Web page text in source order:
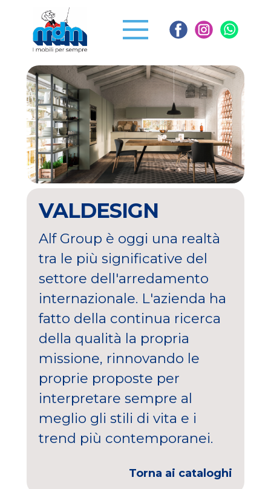
VALDESIGN
Alf Group è oggi una realtà
tra le più significative del
settore dell'arredamento
internazionale. L'azienda ha
fatto della continua ricerca
della qualità la propria
missione, rinnovando le
proprie proposte per
interpretare sempre al
meglio gli stili di vita e i
trend più contemporanei.
Torna ai cataloghi